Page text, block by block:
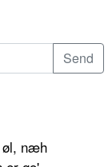
øl, næh